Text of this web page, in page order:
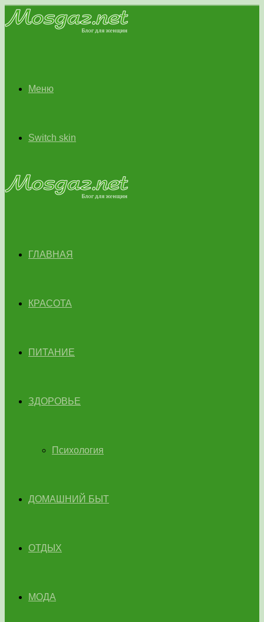
Меню
Switch skin
ГЛАВНАЯ
КРАСОТА
ПИТАНИЕ
ЗДОРОВЬЕ
Психология
ДОМАШНИЙ БЫТ
ОТДЫХ
МОДА